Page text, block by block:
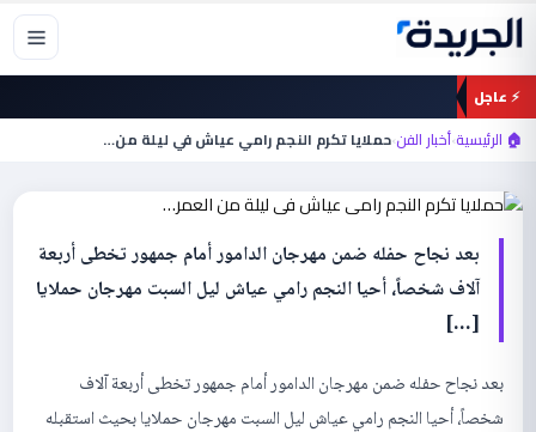
تخطي
المحتوى
⚡ عاجل
🏠 الرئيسية›أخبار الفن›حملايا تكرم النجم رامي عياش في ليلة من…
أخبار الفن
حملايا تكرم النجم رامي عياش في ليلة من
بعد نجاح حفله ضمن مهرجان الدامور أمام جمهور تخطى أربعة
آلاف شخصاً، أحيا النجم رامي عياش ليل السبت مهرجان حملايا
[…]
بعد نجاح حفله ضمن مهرجان الدامور أمام جمهور تخطى أربعة آلاف
شخصاً، أحيا النجم رامي عياش ليل السبت مهرجان حملايا بحيث استقبله